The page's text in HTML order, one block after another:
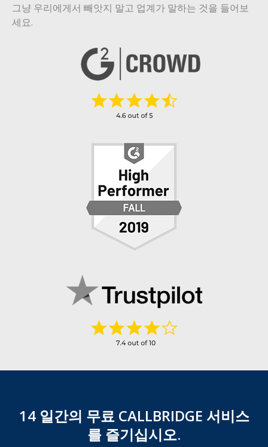
그냥 우리에게서 빼앗지 말고 업계가 말하는 것을 들어보
세요.
14 일간의 무료 CALLBRIDGE 서비스
를 즐기십시오.